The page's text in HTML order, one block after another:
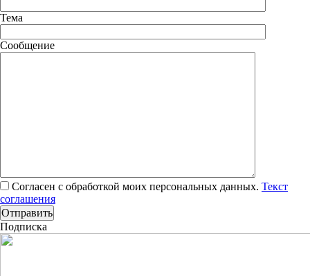
Тема
Сообщение
Согласен с обработкой моих персональных данных. Текст
соглашения
Подписка